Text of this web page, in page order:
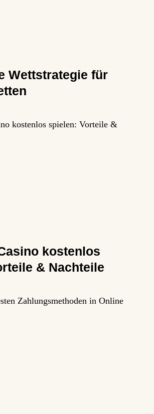
Wettstrategie für
kostenlos
& Nachteile